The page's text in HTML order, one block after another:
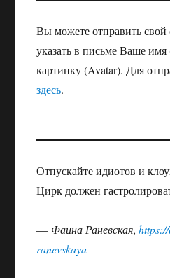
Вы можете отправить свой
указать в письме Ваше
картинку (Avatar). Для
здесь.
Отпускайте идиотов и
Цирк должен
— Фаина Раневская,
ranevskaya